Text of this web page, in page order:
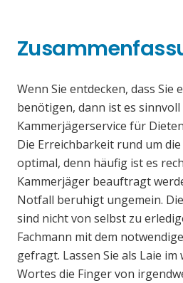
Wenn Sie entdecken, dass Sie
benötigen, dann ist es
Kammerjägerservice für
Die Erreichbarkeit rund um
optimal, denn häufig ist es
Kammerjäger beauftragt
Notfall beruhigt ungemein.
sind nicht von selbst zu
Fachmann mit dem
gefragt. Lassen Sie als Laie
Wortes die Finger von